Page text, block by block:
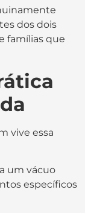
dos dois
famílias que
vive essa
um vácuo
específicos